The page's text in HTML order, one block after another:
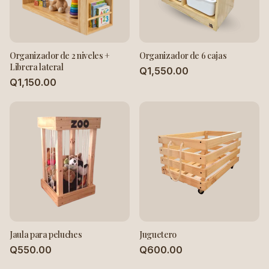
Organizador de 2 niveles +
Librera lateral
Q1,150.00
Organizador de 6 cajas
Q1,550.00
Jaula para peluches
Q550.00
Juguetero
Q600.00